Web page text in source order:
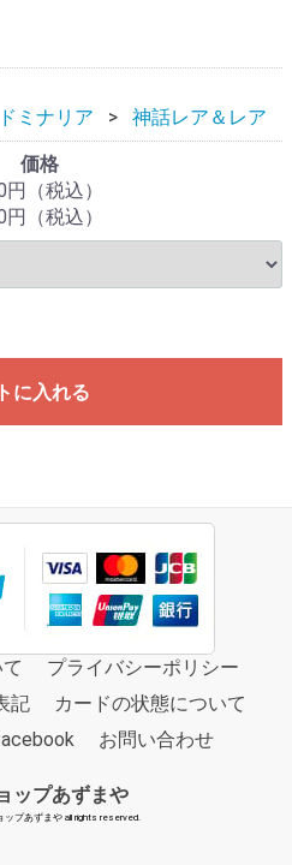
ドミナリア 神話レア＆レア
価格
円（税込）
（税込）
に入れる
プライバシーポリシー
記
カードの状態について
お問い合わせ
ップあずまや
ップあずまや all rights reserved.